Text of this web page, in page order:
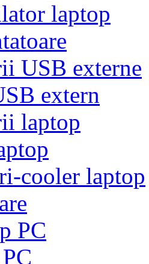
laptop
USB externe
extern
laptop
cooler laptop
PC